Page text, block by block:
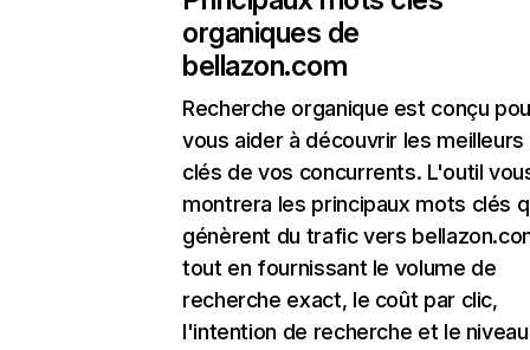
organiques de
bellazon.com
Recherche organique est conçu
vous aider à découvrir les
clés de vos concurrents. L'outil
montrera les principaux mots clés
génèrent du trafic vers
tout en fournissant le volume de
recherche exact, le coût par clic,
l'intention de recherche et le